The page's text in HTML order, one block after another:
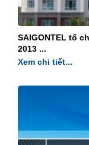
SAIGONTEL tổ
2013 ...
Xem chi tiết...